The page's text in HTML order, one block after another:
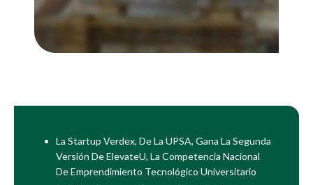
La Startup Verdex, De La UPSA, Gana La Segunda
Versión De ElevateU, La Competencia Nacional
De Emprendimiento Tecnológico Universitario